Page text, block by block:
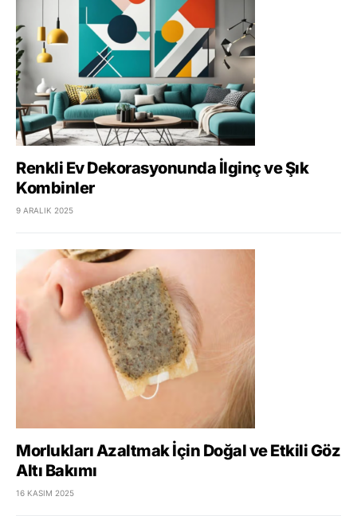
Renkli Ev Dekorasyonunda İlginç ve Şık
Kombinler
9 ARALIK 2025
Morlukları Azaltmak İçin Doğal ve Etkili Göz
Altı Bakımı
16 KASIM 2025